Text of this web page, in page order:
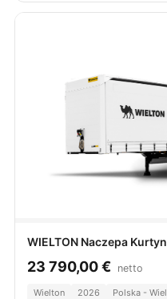
WIELTON Naczepa
23 790,00€ netto
Wielton 2026 Polska -